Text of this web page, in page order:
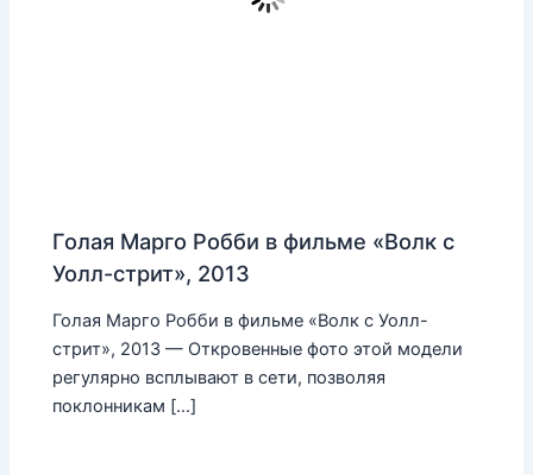
Голая Марго Робби в фильме «Волк с
Уолл-стрит», 2013
Голая Марго Робби в фильме «Волк с Уолл-
стрит», 2013 — Откровенные фото этой модели
регулярно всплывают в сети, позволяя
поклонникам […]